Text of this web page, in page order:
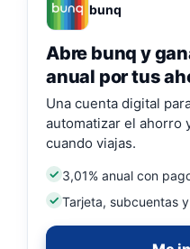
bunq
Abre bunq y
anual por tus
Una cuenta digital
automatizar el ahorro
cuando viajas.
3,01% anual con
Tarjeta, subcuentas